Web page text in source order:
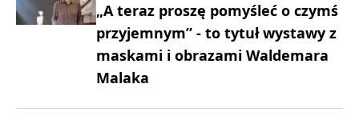
„A teraz proszę pomyśleć o czymś
przyjemnym” - to tytuł wystawy z
maskami i obrazami Waldemara
Malaka